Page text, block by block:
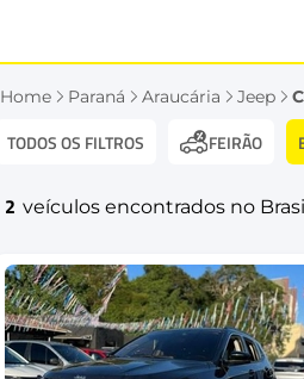
Home Paraná Araucária Jeep
TODOS OS FILTROS FEIRÃO
2 veículos encontrados no